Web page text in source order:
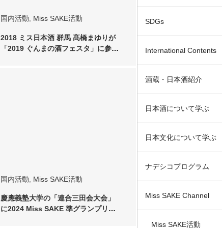
国内活動 Miss SAKE活動
2018 ミス日本酒 群馬 髙橋まゆりが
「2019 ぐんまの酒フェスタ」に参加
国内活動 Miss SAKE活動
慶應義塾大学の「連合三田会大会」
に2024 Miss SAKE 準グランプリ
SDGs
International Contents
酒蔵・日本酒紹介
日本酒について学ぶ
日本文化について学ぶ
ナデシコプログラム
Miss SAKE Channel
Miss SAKE活動